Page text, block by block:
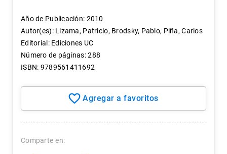
10. arte
Año de Publicación: 2010
Autor(es): Lizama, Patricio, Brodsky, Pablo, Piña, Carlos
Editorial: Ediciones UC
Número de páginas:288
ISBN: 9789561411692
Comparte